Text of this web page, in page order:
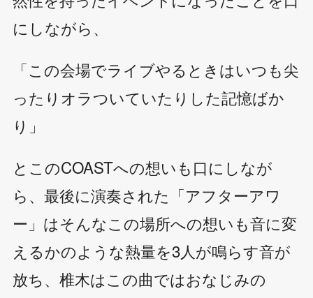
にしながら、
「この会場でライブやるときはいつも尖
ったりオラついていたりした記憶ばか
り」
とこのCOASTへの想いも口にしなが
ら、最後に演奏された「アフターアワ
ー」はそんなこの場所への想いも音に変
えるかのような熱量を3人が鳴らす音が
放ち、椎木はこの曲ではおなじみの